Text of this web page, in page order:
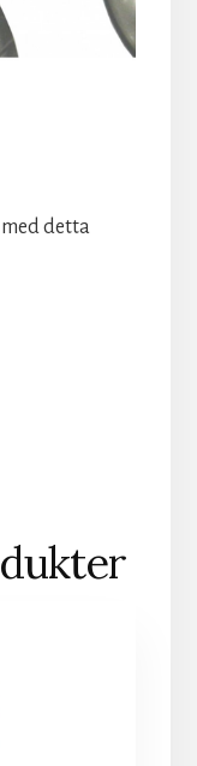
detta